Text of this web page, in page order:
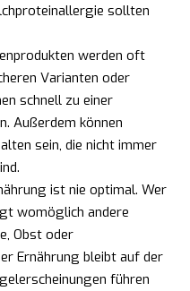
sollten
werden oft
Varianten oder
schnell zu einer
Außerdem können
sein, die nicht immer
ist nie optimal. Wer
womöglich andere
Obst oder
Ernährung bleibt auf der
führen